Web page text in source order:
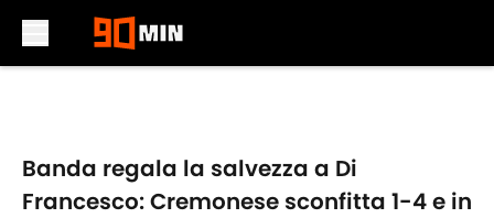
Banda regala la salvezza a Di
Francesco: Cremonese sconfitta 1-4 e in